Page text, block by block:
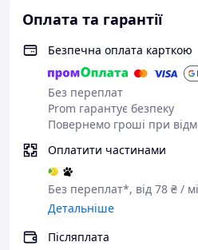
- Обличчя.
- Шия.
- Плечі.
-Руки.
- Пальці.
- Спина.
- Стегна.
- Ноги.
Оплата та гарантії
Безпечна оплата карткою
Без переплат
Prom гарантує безпеку
Повернемо гроші при
Оплатити частинами
Без переплат*, від 78 ₴ /
Детальніше
Післяплата